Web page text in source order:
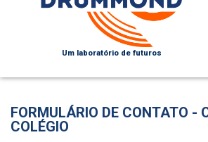
Um laboratório de futuros
FORMULÁRIO DE CONTATO -
COLÉGIO